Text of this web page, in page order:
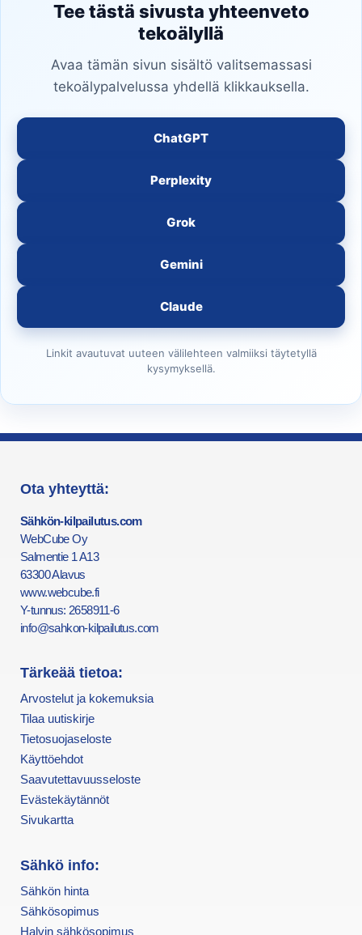
Tee tästä sivusta yhteenveto
tekoälyllä
Avaa tämän sivun sisältö valitsemassasi
tekoälypalvelussa yhdellä klikkauksella.
ChatGPT
Perplexity
Grok
Gemini
Claude
Linkit avautuvat uuteen välilehteen valmiiksi täytetyllä
kysymyksellä.
Ota yhteyttä:
Sähkön-kilpailutus.com
WebCube Oy
Salmentie 1 A13
63300 Alavus
www.webcube.fi
Y-tunnus: 2658911-6
info@sahkon-kilpailutus.com
Tärkeää tietoa:
Arvostelut ja kokemuksia
Tilaa uutiskirje
Tietosuojaseloste
Käyttöehdot
Saavutettavuusseloste
Evästekäytännöt
Sivukartta
Sähkö info:
Sähkön hinta
Sähkösopimus
Halvin sähkösopimus